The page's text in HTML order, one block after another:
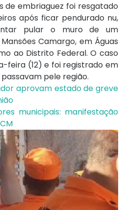
de embriaguez foi resgatado
após ficar pendurado nu,
pular o muro de um
Camargo, em Águas
ao Distrito Federal. O caso
feira (12) e foi registrado em
pele região.
aprovam estado de greve
municipais: manifestação